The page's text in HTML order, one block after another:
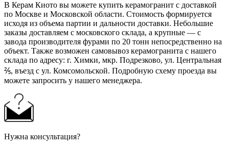
В Керам Киото вы можете купить керамогранит с доставкой
по Москве и Московской области. Стоимость формируется
исходя из объема партии и дальности доставки. Небольшие
заказы доставляем с московского склада, а крупные — с
завода производителя фурами по 20 тонн непосредственно на
объект. Также возможен самовывоз керамогранита с нашего
склада по адресу: г. Химки, мкр. Подрезково, ул. Центральная
⅖, въезд с ул. Комсомольской. Подробную схему проезда вы
можете запросить у нашего менеджера.
Нужна консультация?